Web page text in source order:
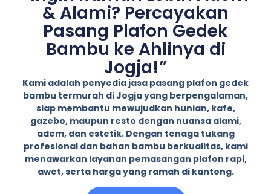
& Alami? Percayakan
Pasang Plafon Gedek
Bambu ke Ahlinya di
Jogja!”
Kami adalah penyedia jasa pasang plafon gedek
bambu termurah di Jogja yang berpengalaman,
siap membantu mewujudkan hunian, kafe,
gazebo, maupun resto dengan nuansa alami,
adem, dan estetik. Dengan tenaga tukang
profesional dan bahan bambu berkualitas, kami
menawarkan layanan pemasangan plafon rapi,
awet, serta harga yang ramah di kantong.